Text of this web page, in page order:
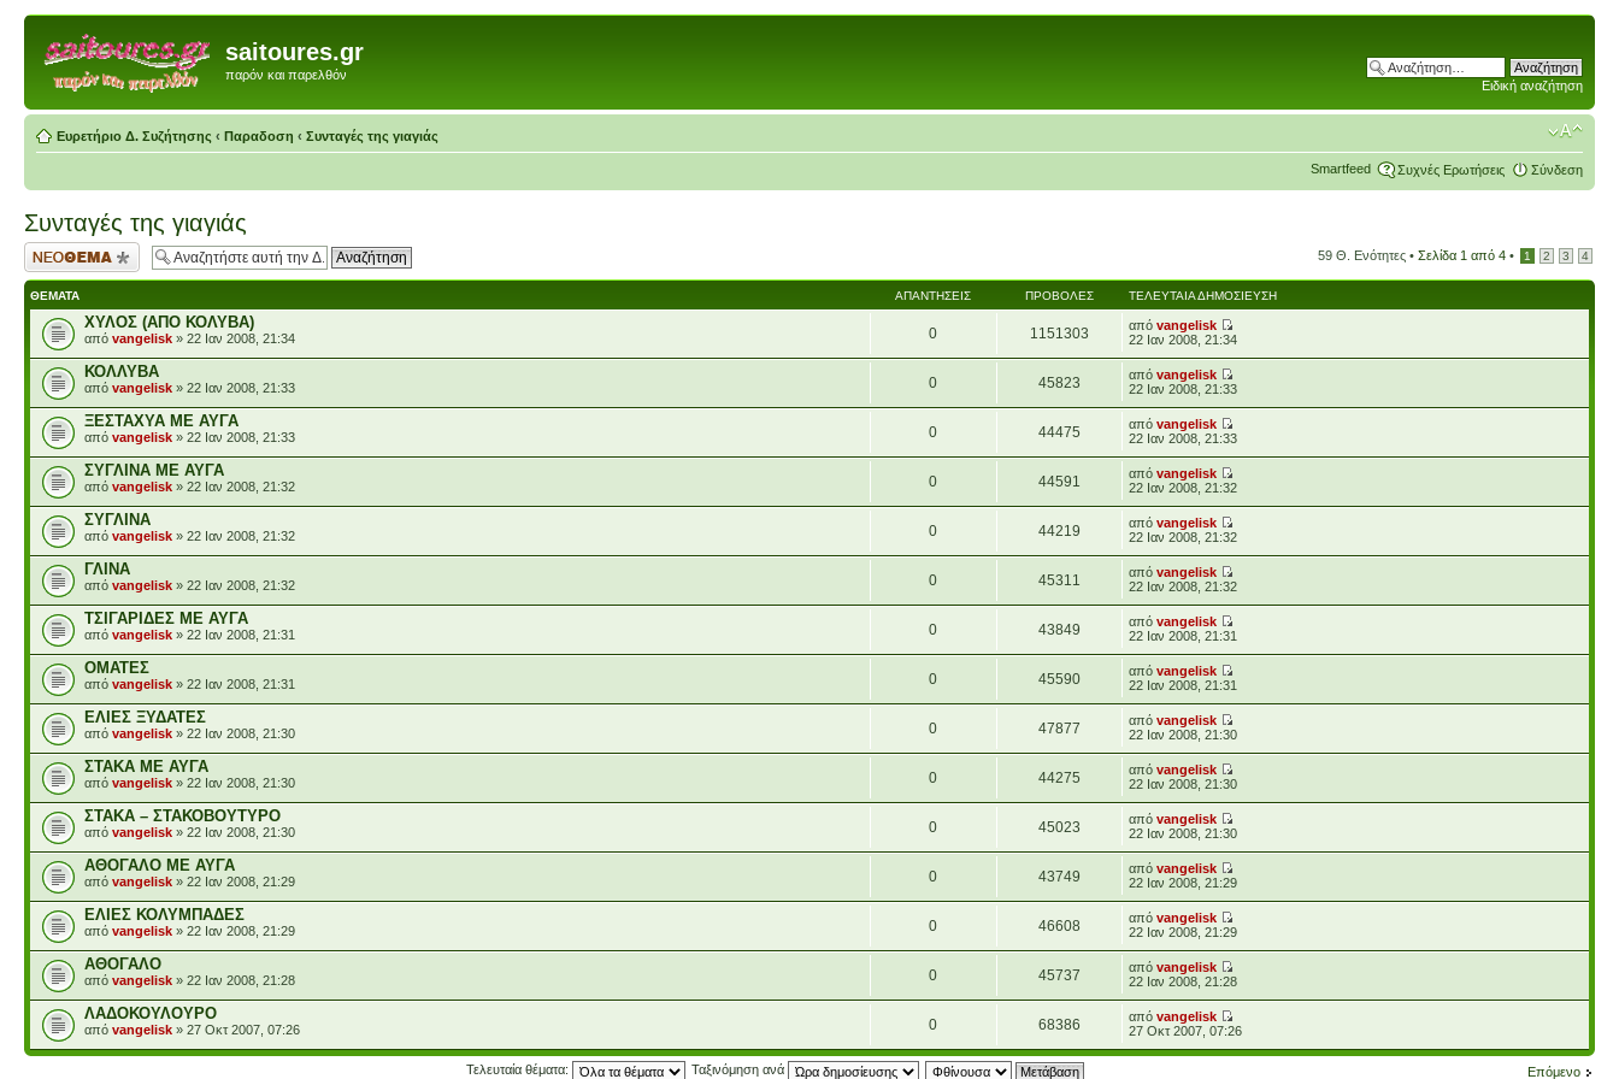
saitoures.gr
παρόν και παρελθόν
Ειδική αναζήτηση
Ευρετήριο Δ. Συζήτησης ‹ Παραδοση ‹ Συνταγές της γιαγιάς
Smartfeed Συχνές Ερωτήσεις Σύνδεση
Συνταγές της γιαγιάς
Δημιουργία νέου
θέματος
59 Θ. Ενότητες • Σελίδα 1 από 4 • 1 2 3 4
ΘΈΜΑΤΑ ΑΠΑΝΤΉΣΕΙΣ ΠΡΟΒΟΛΈΣ ΤΕΛΕΥΤΑΊΑ ΔΗΜΟΣΊΕΥΣΗ
ΧΥΛΟΣ (ΑΠΟ ΚΟΛΥΒΑ)
από vangelisk » 22 Ιαν 2008, 21:34 0 1151303 απόvangelisk
22 Ιαν 2008, 21:34
ΚΟΛΛΥΒΑ
από vangelisk » 22 Ιαν 2008, 21:33 0 45823 απόvangelisk
22 Ιαν 2008, 21:33
ΞΕΣΤΑΧΥΑ ΜΕ ΑΥΓΑ
από vangelisk » 22 Ιαν 2008, 21:33 0 44475 απόvangelisk
22 Ιαν 2008, 21:33
ΣΥΓΛΙΝΑ ΜΕ ΑΥΓΑ
από vangelisk » 22 Ιαν 2008, 21:32 0 44591 απόvangelisk
22 Ιαν 2008, 21:32
ΣΥΓΛΙΝΑ
από vangelisk » 22 Ιαν 2008, 21:32 0 44219 απόvangelisk
22 Ιαν 2008, 21:32
ΓΛΙΝΑ
από vangelisk » 22 Ιαν 2008, 21:32 0 45311 απόvangelisk
22 Ιαν 2008, 21:32
ΤΣΙΓΑΡΙΔΕΣ ΜΕ ΑΥΓΑ
από vangelisk » 22 Ιαν 2008, 21:31 0 43849 απόvangelisk
22 Ιαν 2008, 21:31
ΟΜΑΤΕΣ
από vangelisk » 22 Ιαν 2008, 21:31 0 45590 απόvangelisk
22 Ιαν 2008, 21:31
ΕΛΙΕΣ ΞΥΔΑΤΕΣ
από vangelisk » 22 Ιαν 2008, 21:30 0 47877 απόvangelisk
22 Ιαν 2008, 21:30
ΣΤΑΚΑ ΜΕ ΑΥΓΑ
από vangelisk » 22 Ιαν 2008, 21:30 0 44275 απόvangelisk
22 Ιαν 2008, 21:30
ΣΤΑΚΑ – ΣΤΑΚΟΒΟΥΤΥΡΟ
από vangelisk » 22 Ιαν 2008, 21:30 0 45023 απόvangelisk
22 Ιαν 2008, 21:30
ΑΘΟΓΑΛΟ ΜΕ ΑΥΓΑ
από vangelisk » 22 Ιαν 2008, 21:29 0 43749 απόvangelisk
22 Ιαν 2008, 21:29
ΕΛΙΕΣ ΚΟΛΥΜΠΑΔΕΣ
από vangelisk » 22 Ιαν 2008, 21:29 0 46608 απόvangelisk
22 Ιαν 2008, 21:29
ΑΘΟΓΑΛΟ
από vangelisk » 22 Ιαν 2008, 21:28 0 45737 απόvangelisk
22 Ιαν 2008, 21:28
ΛΑΔΟΚΟΥΛΟΥΡΟ
από vangelisk » 27 Οκτ 2007, 07:26 0 68386 απόvangelisk
27 Οκτ 2007, 07:26
Επόμενο
Τελευταία θέματα: Ταξινόμηση ανά